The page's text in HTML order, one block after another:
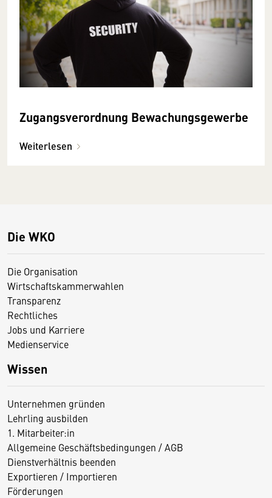
Zugangsverordnung Bewachungsgewerbe
Weiterlesen
Die WKO
Die Organisation
Wirtschaftskammerwahlen
Transparenz
Rechtliches
Jobs und Karriere
Medienservice
Wissen
Unternehmen gründen
Lehrling ausbilden
1. Mitarbeiter:in
Allgemeine Geschäftsbedingungen / AGB
Dienstverhältnis beenden
Exportieren / Importieren
Förderungen